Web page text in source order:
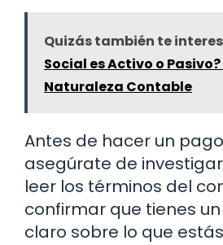
Quizás también te
Social es Activo o
Naturaleza Contable
Antes de hacer un
asegúrate de
leer los términos del
confirmar que tienes
claro sobre lo que